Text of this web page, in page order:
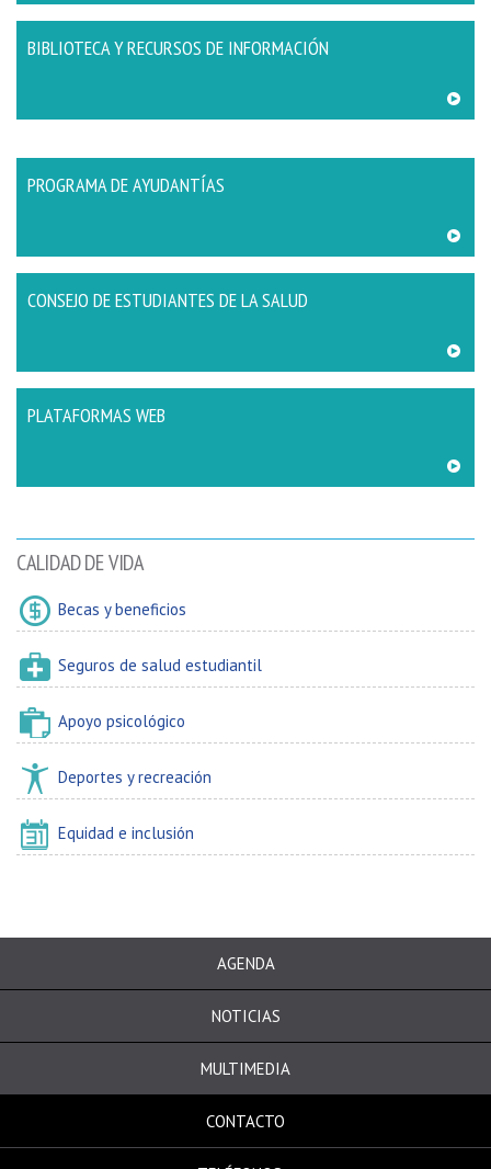
BIBLIOTECA Y RECURSOS DE INFORMACIÓN
PROGRAMA DE AYUDANTÍAS
CONSEJO DE ESTUDIANTES DE LA SALUD
PLATAFORMAS WEB
CALIDAD DE VIDA
Becas y beneficios
Seguros de salud estudiantil
Apoyo psicológico
Deportes y recreación
Equidad e inclusión
AGENDA
NOTICIAS
MULTIMEDIA
CONTACTO